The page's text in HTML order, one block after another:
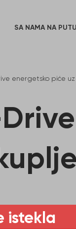
SA NAMA NA PUTU
istekla
energetsko piće